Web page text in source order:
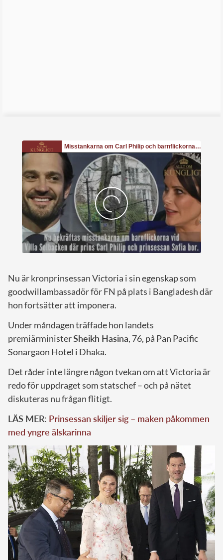
Nu är kronprinsessan Victoria i sin egenskap som
goodwillambassadör för FN på plats i Bangladesh där
hon fortsätter att imponera.
Under måndagen träffade hon landets
premiärministerSheikh Hasina, 76, på Pan Pacific
Sonargaon Hotel i Dhaka.
Det råder inte längre någon tvekan om att Victoria är
redo för uppdraget som statschef – och på nätet
diskuteras nu frågan flitigt.
LÄS MER: Prinsessan skiljer sig – maken påkommen
med yngre älskarinna